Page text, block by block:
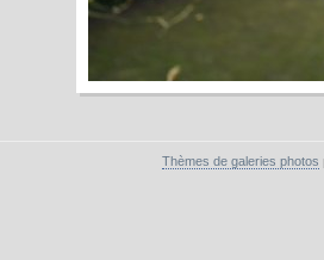
Thèmes de galeries photos